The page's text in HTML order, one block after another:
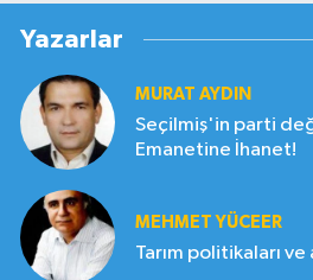
Yazarlar
MURAT AYDIN
Seçilmiş'in parti
Emanetine İhanet!
MEHMET YÜCEER
Tarım politikaları ve